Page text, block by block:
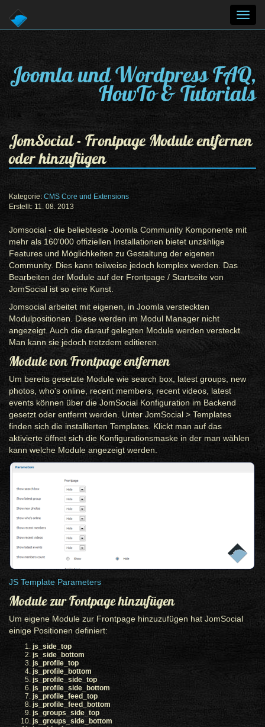
Joomla und Wordpress FAQ,
HowTo & Tutorials
JomSocial - Frontpage Module entfernen
oder hinzufügen
Kategorie: CMS Core und Extensions
Erstellt: 11. 08. 2013
Jomsocial - die beliebteste Joomla Community Komponente mit
mehr als 160'000 offiziellen Installationen bietet unzählige
Features und Möglichkeiten zu Gestaltung der eigenen
Community. Dies kann teilweise jedoch komplex werden. Das
Bearbeiten der Module auf der Frontpage / Startseite von
JomSocial ist so eine Kunst.
Jomsocial arbeitet mit eigenen, in Joomla versteckten
Modulpositionen. Diese werden im Modul Manager nicht
angezeigt. Auch die darauf gelegten Module werden versteckt.
Man kann sie jedoch trotzdem editieren.
Module von Frontpage entfernen
Um bereits gesetzte Module wie search box, latest groups, new
photos, who's online, recent members, recent videos, latest
events können über die JomSocial Konfiguration im Backend
gesetzt oder entfernt werden. Unter JomSocial > Templates
finden sich die installierten Templates. Klickt man auf das
aktivierte öffnet sich die Konfigurationsmaske in der man wählen
kann welche Module angezeigt werden.
JS Template Parameters
Module zur Fontpage hinzufügen
Um eigene Module zur Frontpage hinzuzufügen hat JomSocial
einige Positionen definiert:
js_side_top
js_side_bottom
js_profile_top
js_profile_bottom
js_profile_side_top
js_profile_side_bottom
js_profile_feed_top
js_profile_feed_bottom
js_groups_side_top
js_groups_side_bottom